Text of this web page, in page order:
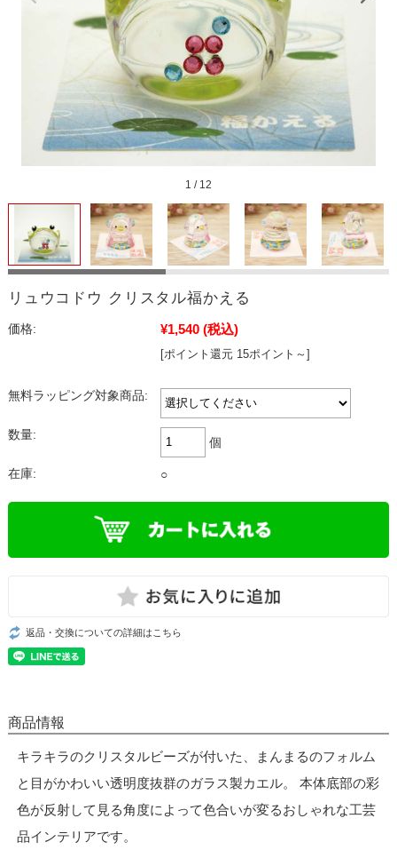
1 / 12
リュウコドウ クリスタル福かえる
価格: ¥1,540 (税込)
[ポイント還元 15ポイント～]
無料ラッピング対象商品:
数量:
個
在庫: ○
返品・交換についての詳細はこちら
商品情報
キラキラのクリスタルビーズが付いた、まんまるのフォルム
と目がかわいい透明度抜群のガラス製カエル。 本体底部の彩
色が反射して見る角度によって色合いが変るおしゃれな工芸
品インテリアです。